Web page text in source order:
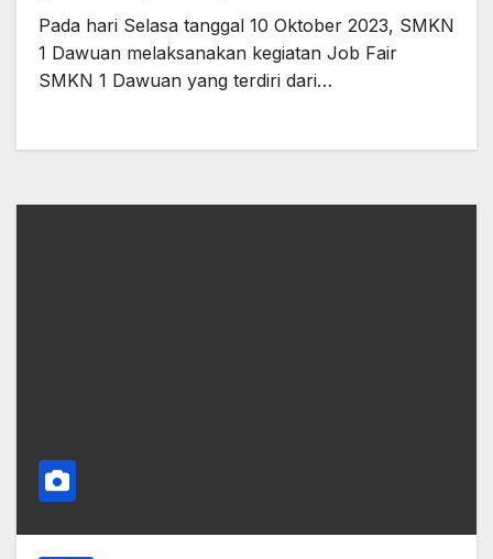
Pada hari Selasa tanggal 10 Oktober 2023, SMKN
1 Dawuan melaksanakan kegiatan Job Fair
SMKN 1 Dawuan yang terdiri dari…